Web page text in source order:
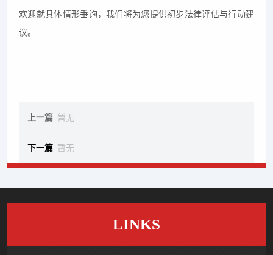
欢迎就具体情形垂询，我们将为您提供初步法律评估与行动建
议。
上一篇 暂无
下一篇 暂无
LINKS